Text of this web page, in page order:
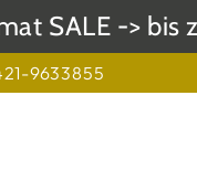
SALE -> bis
9633855